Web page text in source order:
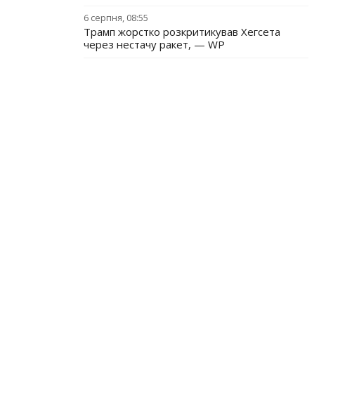
6 серпня, 08:55
Трамп жорстко розкритикував Хегсета
через нестачу ракет, — WP